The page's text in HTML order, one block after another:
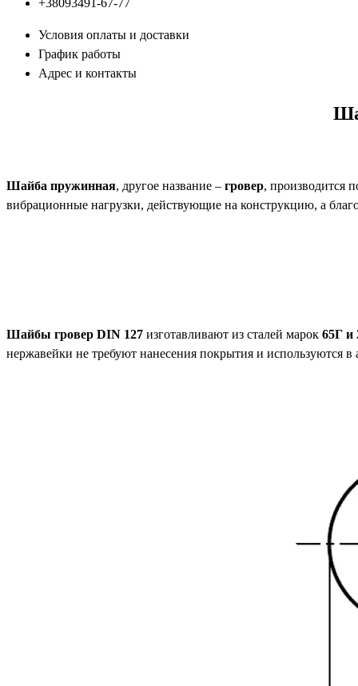
Условия оплаты и доставки
График работы
Адрес и контакты
Шайба пружинная, другое название – гровер, производится
вибрационные нагрузки, действующие на конструкцию, а
Шайбы гровер DIN 127 изготавливают из сталей марок 65Г и
нержавейки не требуют нанесения покрытия и используются